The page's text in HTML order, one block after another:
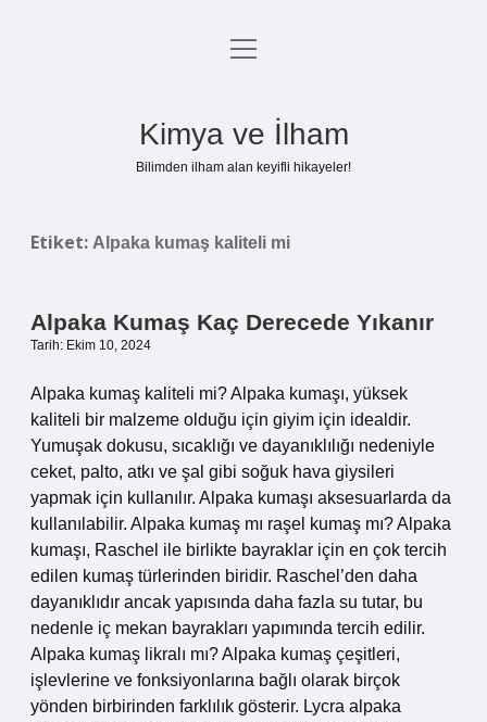
Anasayfa
menüyü
Kimya ve İlham
Bilimden ilham alan keyifli hikayeler!
Etiket: Alpaka kumaş kaliteli mi
Alpaka Kumaş Kaç Derecede Yıkanır
Tarih: Ekim 10, 2024
Alpaka kumaş kaliteli mi? Alpaka kumaşı, yüksek
kaliteli bir malzeme olduğu için giyim için idealdir.
Yumuşak dokusu, sıcaklığı ve dayanıklılığı nedeniyle
ceket, palto, atkı ve şal gibi soğuk hava giysileri
yapmak için kullanılır. Alpaka kumaşı aksesuarlarda da
kullanılabilir. Alpaka kumaş mı raşel kumaş mı? Alpaka
kumaşı, Raschel ile birlikte bayraklar için en çok tercih
edilen kumaş türlerinden biridir. Raschel’den daha
dayanıklıdır ancak yapısında daha fazla su tutar, bu
nedenle iç mekan bayrakları yapımında tercih edilir.
Alpaka kumaş likralı mı? Alpaka kumaş çeşitleri,
işlevlerine ve fonksiyonlarına bağlı olarak birçok
yönden birbirinden farklılık gösterir. Lycra alpaka